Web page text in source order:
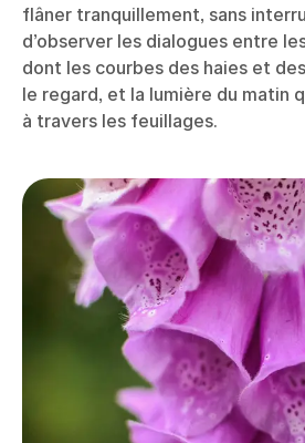
flâner tranquillement, sans
d’observer les dialogues entre
dont les courbes des haies et
le regard, et la lumière du matin
à travers les feuillages.